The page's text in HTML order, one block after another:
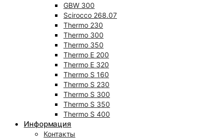
GBW 300
Scirocco 268.07
Thermo 230
Thermo 300
Thermo 350
Thermo E 200
Thermo E 320
Thermo S 160
Thermo S 230
Thermo S 300
Thermo S 350
Thermo S 400
Информация
Контакты